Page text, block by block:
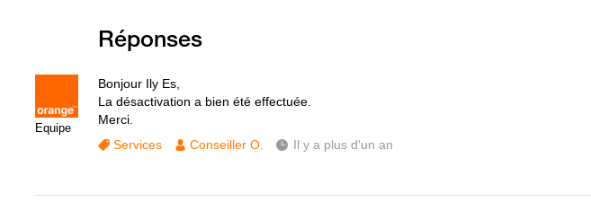
Réponses
Equipe
Bonjour Ily Es,
La désactivation a bien été effectuée.
Merci.
Services
Conseiller O. Il y a plus d'un an